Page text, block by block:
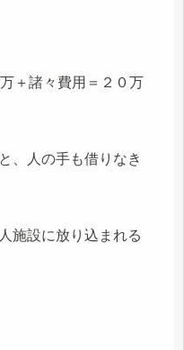
＋諸々費用＝２０万
、人の手も借りなき
施設に放り込まれる